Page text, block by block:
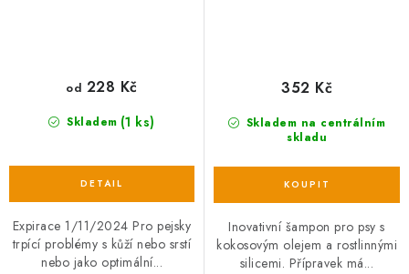
Skladem (1 ks)
od 228 Kč
Expirace 1/11/2024 Pro pejsky
trpící problémy s kůží nebo srstí
nebo jako optimální...
Skladem na centrálním
skladu
352 Kč
Inovativní šampon pro psy s
kokosovým olejem a rostlinnými
silicemi. Přípravek má...